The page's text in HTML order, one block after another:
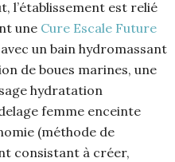
l’établissement est relié
une Cure Escale Future
avec un bain hydromassant
de boues marines, une
hydratation
femme enceinte
(méthode de
consistant à créer,